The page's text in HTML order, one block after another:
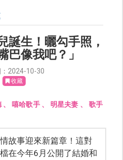
誕生！曬勾手照，
巴像我吧？」
2024-10-30
收藏
、 嘻哈歌手、 明星夫妻 、 歌手
故事迎來新篇章！這對
在今年6月公開了結婚和